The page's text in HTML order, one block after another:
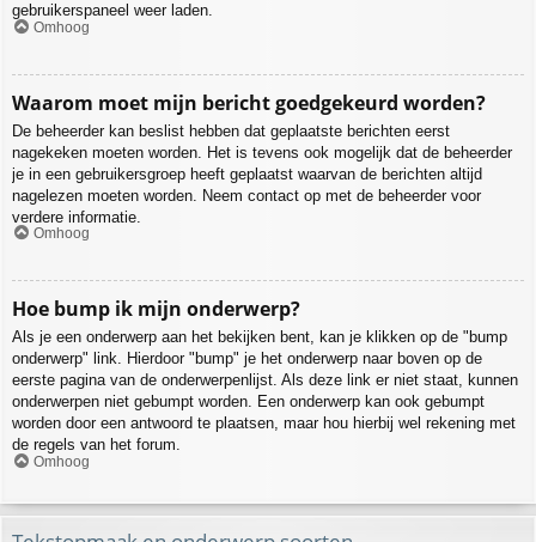
gebruikerspaneel weer laden.
Omhoog
Waarom moet mijn bericht goedgekeurd worden?
De beheerder kan beslist hebben dat geplaatste berichten eerst
nagekeken moeten worden. Het is tevens ook mogelijk dat de beheerder
je in een gebruikersgroep heeft geplaatst waarvan de berichten altijd
nagelezen moeten worden. Neem contact op met de beheerder voor
verdere informatie.
Omhoog
Hoe bump ik mijn onderwerp?
Als je een onderwerp aan het bekijken bent, kan je klikken op de "bump
onderwerp" link. Hierdoor "bump" je het onderwerp naar boven op de
eerste pagina van de onderwerpenlijst. Als deze link er niet staat, kunnen
onderwerpen niet gebumpt worden. Een onderwerp kan ook gebumpt
worden door een antwoord te plaatsen, maar hou hierbij wel rekening met
de regels van het forum.
Omhoog